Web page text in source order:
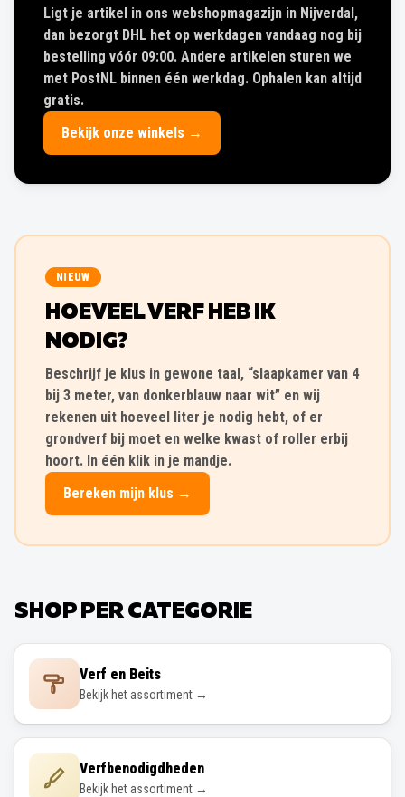
Ligt je artikel in ons webshopmagazijn in Nijverdal,
dan bezorgt DHL het op werkdagen vandaag nog bij
bestelling vóór 09:00. Andere artikelen sturen we
met PostNL binnen één werkdag. Ophalen kan altijd
gratis.
Bekijk onze winkels →
NIEUW
HOEVEEL VERF HEB IK
NODIG?
Beschrijf je klus in gewone taal, “slaapkamer van 4
bij 3 meter, van donkerblauw naar wit” en wij
rekenen uit hoeveel liter je nodig hebt, of er
grondverf bij moet en welke kwast of roller erbij
hoort. In één klik in je mandje.
Bereken mijn klus →
SHOP PER CATEGORIE
Verf en Beits
Bekijk het assortiment →
Verfbenodigdheden
Bekijk het assortiment →